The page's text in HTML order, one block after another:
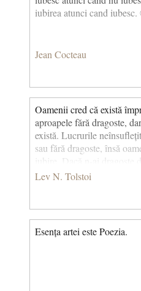
iubirea atunci cand
Jean Cocteau
Oamenii cred că există
aproapele fără dragoste,
există. Lucrurile
sau fără dragoste, însă
iubire. Dacă n-ai dragoste
Ocupă-te de lucruri, de
Lev N. Tolstoi
Esența artei este Poezia.